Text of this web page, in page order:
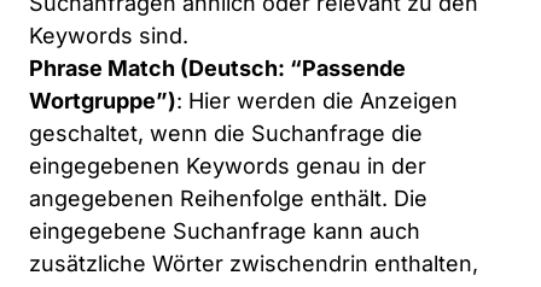
Keywords sind.
Phrase Match (Deutsch: “Passende
Wortgruppe”): Hier werden die Anzeigen
geschaltet, wenn die Suchanfrage die
eingegebenen Keywords genau in der
angegebenen Reihenfolge enthält. Die
eingegebene Suchanfrage kann auch
zusätzliche Wörter zwischendrin enthalten,